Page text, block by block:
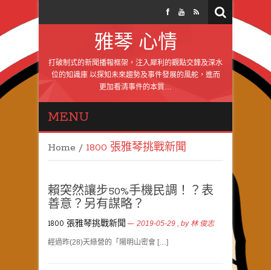
雅琴 心情
打破制式的新聞播報框架，注入犀利的觀點交鋒及深水
位的知識庫 以探知未來趨勢及事件發展的風舵，進而
更加看清事件的本質…
MENU
Home / 1800 張雅琴挑戰新聞
賴突然讓步50%手機民調！？表
善意？另有謀略？
1800 張雅琴挑戰新聞 2019-05-29 , by 林 俊志
經過昨(28)天綠營的「陽明山密會 […]